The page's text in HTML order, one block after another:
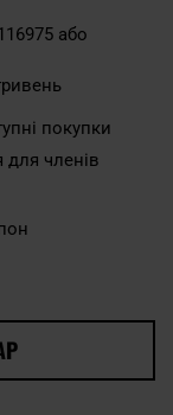
або
покупки
членів